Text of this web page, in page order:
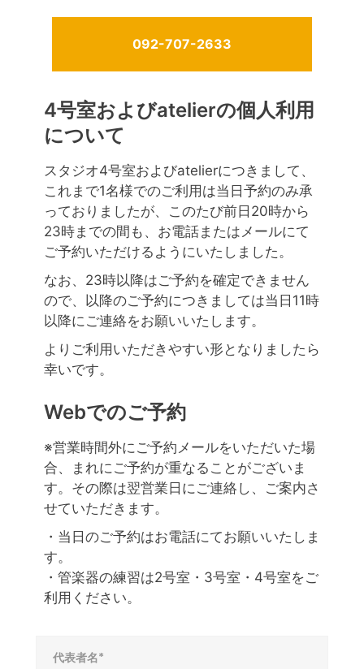
092-707-2633
4号室およびatelierの個人利用
について
スタジオ4号室およびatelierにつきまして、
これまで1名様でのご利用は当日予約のみ承
っておりましたが、このたび前日20時から
23時までの間も、お電話またはメールにて
ご予約いただけるようにいたしました。
なお、23時以降はご予約を確定できません
ので、以降のご予約につきましては当日11時
以降にご連絡をお願いいたします。
よりご利用いただきやすい形となりましたら
幸いです。
Webでのご予約
※営業時間外にご予約メールをいただいた場
合、まれにご予約が重なることがございま
す。その際は翌営業日にご連絡し、ご案内さ
せていただきます。
・当日のご予約はお電話にてお願いいたしま
す。
・管楽器の練習は2号室・3号室・4号室をご
利用ください。